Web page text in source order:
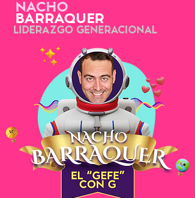
NACHO
BARRAQUER
LIDERAZGO GENERACIONAL